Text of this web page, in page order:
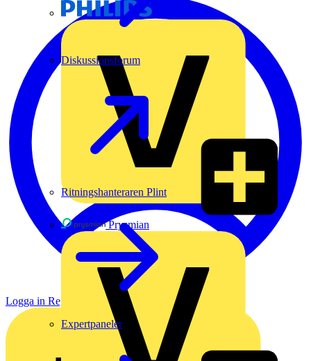
Prysmian
Diskussionsforum
Ritningshanteraren Plint
Expertpaneler
Logga in Registrera dig